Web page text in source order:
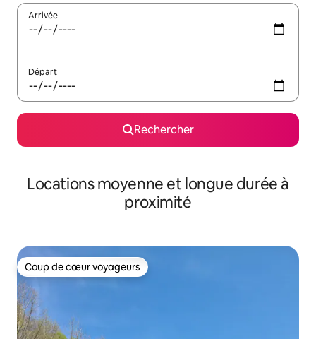
Arrivée
Départ
Rechercher
Locations moyenne et longue durée à
proximité
Coup de cœur voyageurs
Coup de cœur voyageurs